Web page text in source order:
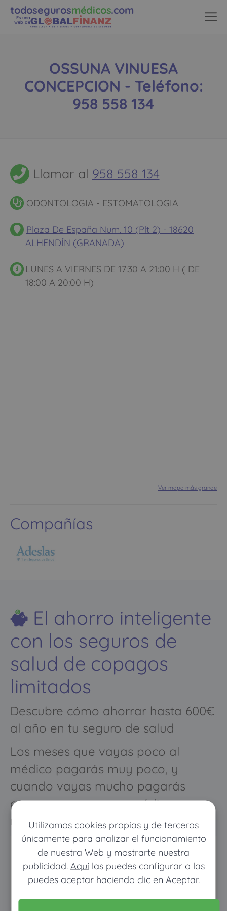
Utilizamos cookies propias y de terceros
únicamente para analizar el funcionamiento
de nuestra Web y mostrarte nuestra
publicidad. Aquílas puedes configurar o las
puedes aceptar haciendo clic en Aceptar.
todosegurosmédicos.com
Es una
web de
OSSUNA VINUESA
CONCEPCION - Teléfono:
958 558 134
Llamar al 958 558 134
ODONTOLOGIA - ESTOMATOLOGIA
Plaza De España Num. 10 (Plt 2) - 18620
ALHENDÍN (GRANADA)
LUNES A VIERNES DE 17:30 A 21:00 H ( DE
18:00 A 20:00 H)
Ver mapa más grande
Compañías
El ahorro inteligente
con los seguros de
salud de copagos
limitados
Descubre cómo ahorrar hasta 600€
al año en tu seguro de salud
Los meses que vayas poco al
médico pagarás muy poco, y
cuando vayas mucho pagarás
como con un seguro médico
normal